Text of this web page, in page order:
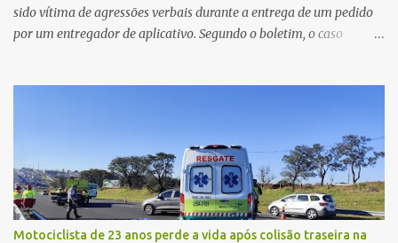
sido vítima de agressões verbais durante a entrega de um pedido
por um entregador de aplicativo. Segundo o boletim, o caso
proximidades. Ainda conforme o registro policial, a vítima relatou
que, ao receber a entrega, voltou a ser ofendida com palavras de
baixo calão e insultos. Ela informou à Polícia Civil que mora
sozinha e que se sentiu ameaçada, coagida e humilhada com a
situação. Fonte: São Carlos Agora
Motociclista de 23 anos perde a vida após colisão traseira na